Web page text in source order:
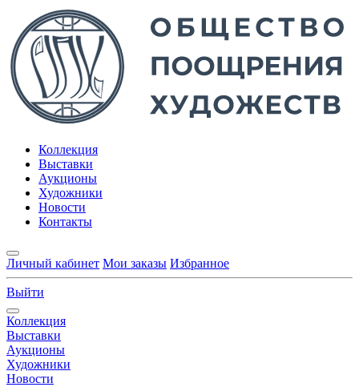
Коллекция
Выставки
Аукционы
Художники
Новости
Контакты
Личный кабинет Мои заказы Избранное
Выйти
Коллекция
Выставки
Аукционы
Художники
Новости